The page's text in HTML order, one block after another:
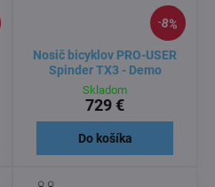
8%
Nosič bicyklov PRO-USER
Spinder TX3 - Demo
Skladom
729 €
Do košíka